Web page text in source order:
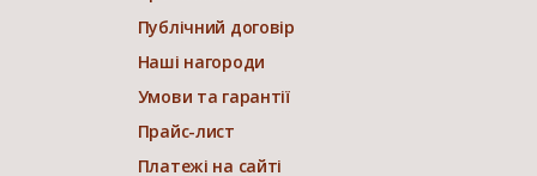
Публічний договір
Наші нагороди
Умови та гарантії
Прайс-лист
Платежі на сайті